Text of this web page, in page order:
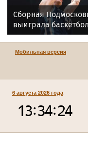
Сборная
выиграла
турнир на
универсиаде
Мобильная версия
6 августа 2026 года